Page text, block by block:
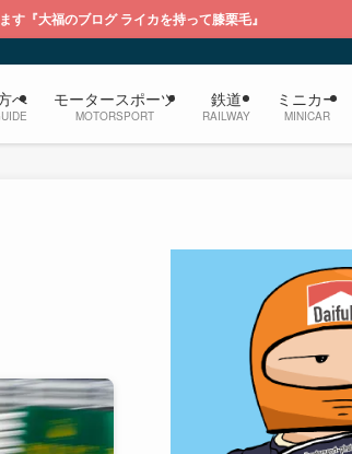
カを持って膝栗毛』
へ モータースポーツ
MOTORSPORT
鉄道
RAILWAY
ミニカー
MINICAR